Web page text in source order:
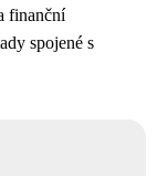
finanční
spojené s